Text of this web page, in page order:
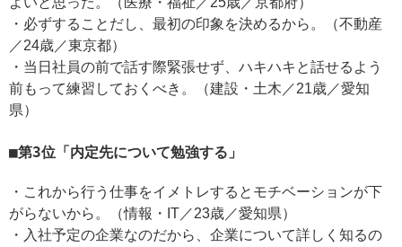
・必ずすることだし、最初の印象を決めるから。（不動産
／24歳／東京都）
・当日社員の前で話す際緊張せず、ハキハキと話せるよう
前もって練習しておくべき。（建設・土木／21歳／愛知
県）
第3位「内定先について勉強する」
・これから行う仕事をイメトレするとモチベーションが下
がらないから。（情報・IT／23歳／愛知県）
・入社予定の企業なのだから、企業について詳しく知るの